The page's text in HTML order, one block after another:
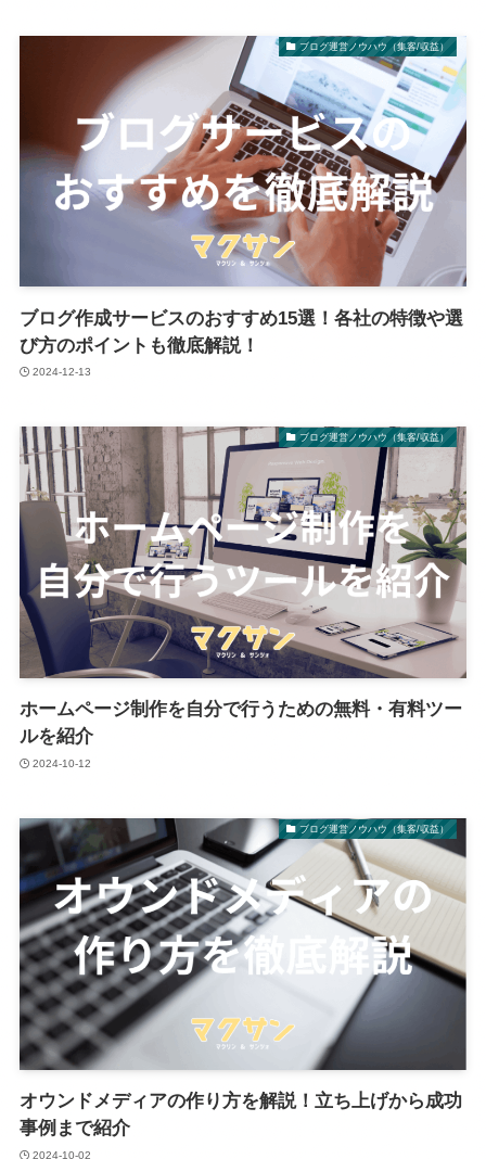
ブログ運営ノウハウ（集客/収益）
ブログ作成サービスのおすすめ15選！各社の特徴や選
び方のポイントも徹底解説！
2024-12-13
ブログ運営ノウハウ（集客/収益）
ホームページ制作を自分で行うための無料・有料ツー
ルを紹介
2024-10-12
ブログ運営ノウハウ（集客/収益）
オウンドメディアの作り方を解説！立ち上げから成功
事例まで紹介
2024-10-02